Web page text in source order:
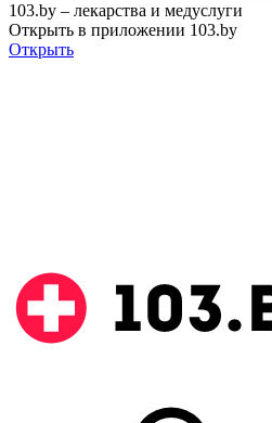
103.by – лекарства и медуслуги
Открыть в приложении 103.by
Открыть